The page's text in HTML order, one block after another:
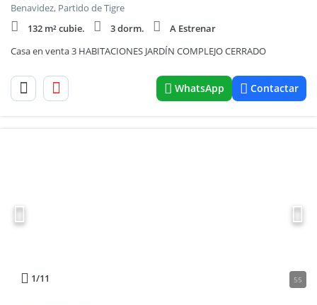
Benavidez, Partido de Tigre
132 m² cubie.
3 dorm.
A Estrenar
Casa en venta 3 HABITACIONES JARDÍN COMPLEJO CERRADO
WhatsApp Contactar
1/11 55